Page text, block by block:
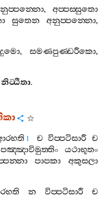
, අප‍්පස‍්සුතො
සුතෙන අනුප‍්පන‍්නො,
, සමණපුණ‍්ඩරීකො,
නිට‍්ඨිතා.
1 ච විප‍්පටිසාරී ච
පඤ‍්ඤාවිමුත‍්තිං
යථාභූතං
පාපකා
අකුසලා
න විප‍්පටිසාරී
ච